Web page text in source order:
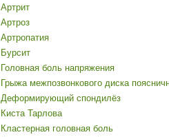
Артрит
Артроз
Артропатия
Бурсит
Головная боль напряжения
Грыжа межпозвонкового диска
Деформирующий спондилёз
Киста Тарлова
Кластерная головная боль